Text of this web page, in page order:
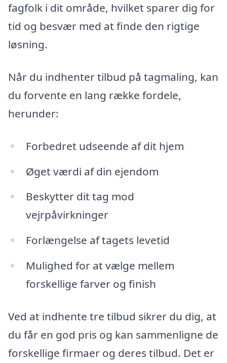
fagfolk i dit område, hvilket sparer dig for
tid og besvær med at finde den rigtige
løsning.
Når du indhenter tilbud på tagmaling, kan
du forvente en lang række fordele,
herunder:
Forbedret udseende af dit hjem
Øget værdi af din ejendom
Beskytter dit tag mod
vejrpåvirkninger
Forlængelse af tagets levetid
Mulighed for at vælge mellem
forskellige farver og finish
Ved at indhente tre tilbud sikrer du dig, at
du får en god pris og kan sammenligne de
forskellige firmaer og deres tilbud. Det er